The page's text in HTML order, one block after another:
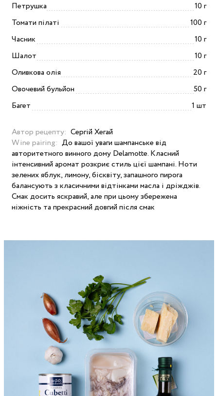
Петрушка
10 г
Томати пілаті
100 г
Часник
10 г
Шалот
10 г
Оливкова олія
20 г
Овочевий бульйон
50 г
Багет
1 шт
Автор рецепту: Сергій Хегай
Wine pairing: До вашої уваги шампанське від
авторитетного винного дому Delamotte. Класний
інтенсивний аромат розкриє стиль цієї шампані. Ноти
зелених яблук, лимону, бісквіту, запашного пирога
балансують з класичними відтінками масла і дріжджів.
Смак досить яскравий, але при цьому збережена
ніжність та прекрасний довгий після смак